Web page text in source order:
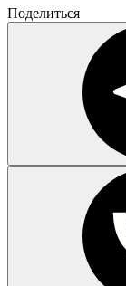
Поделиться